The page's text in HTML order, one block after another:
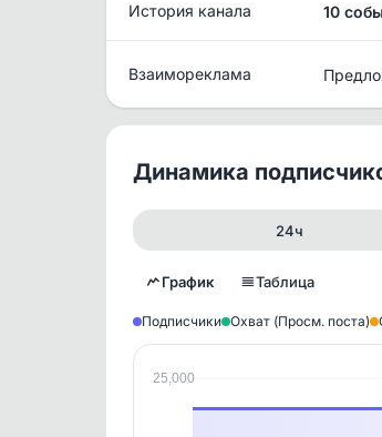
История канала 10
Взаимореклама
Динамика
24ч
График Таблица
Подписчики Охват (Просм. поста)
25,000